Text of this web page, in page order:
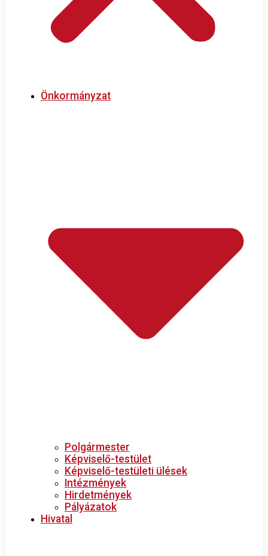
Önkormányzat
Polgármester
Képviselő-testület
Képviselő-testületi ülések
Intézmények
Hirdetmények
Pályázatok
Hivatal